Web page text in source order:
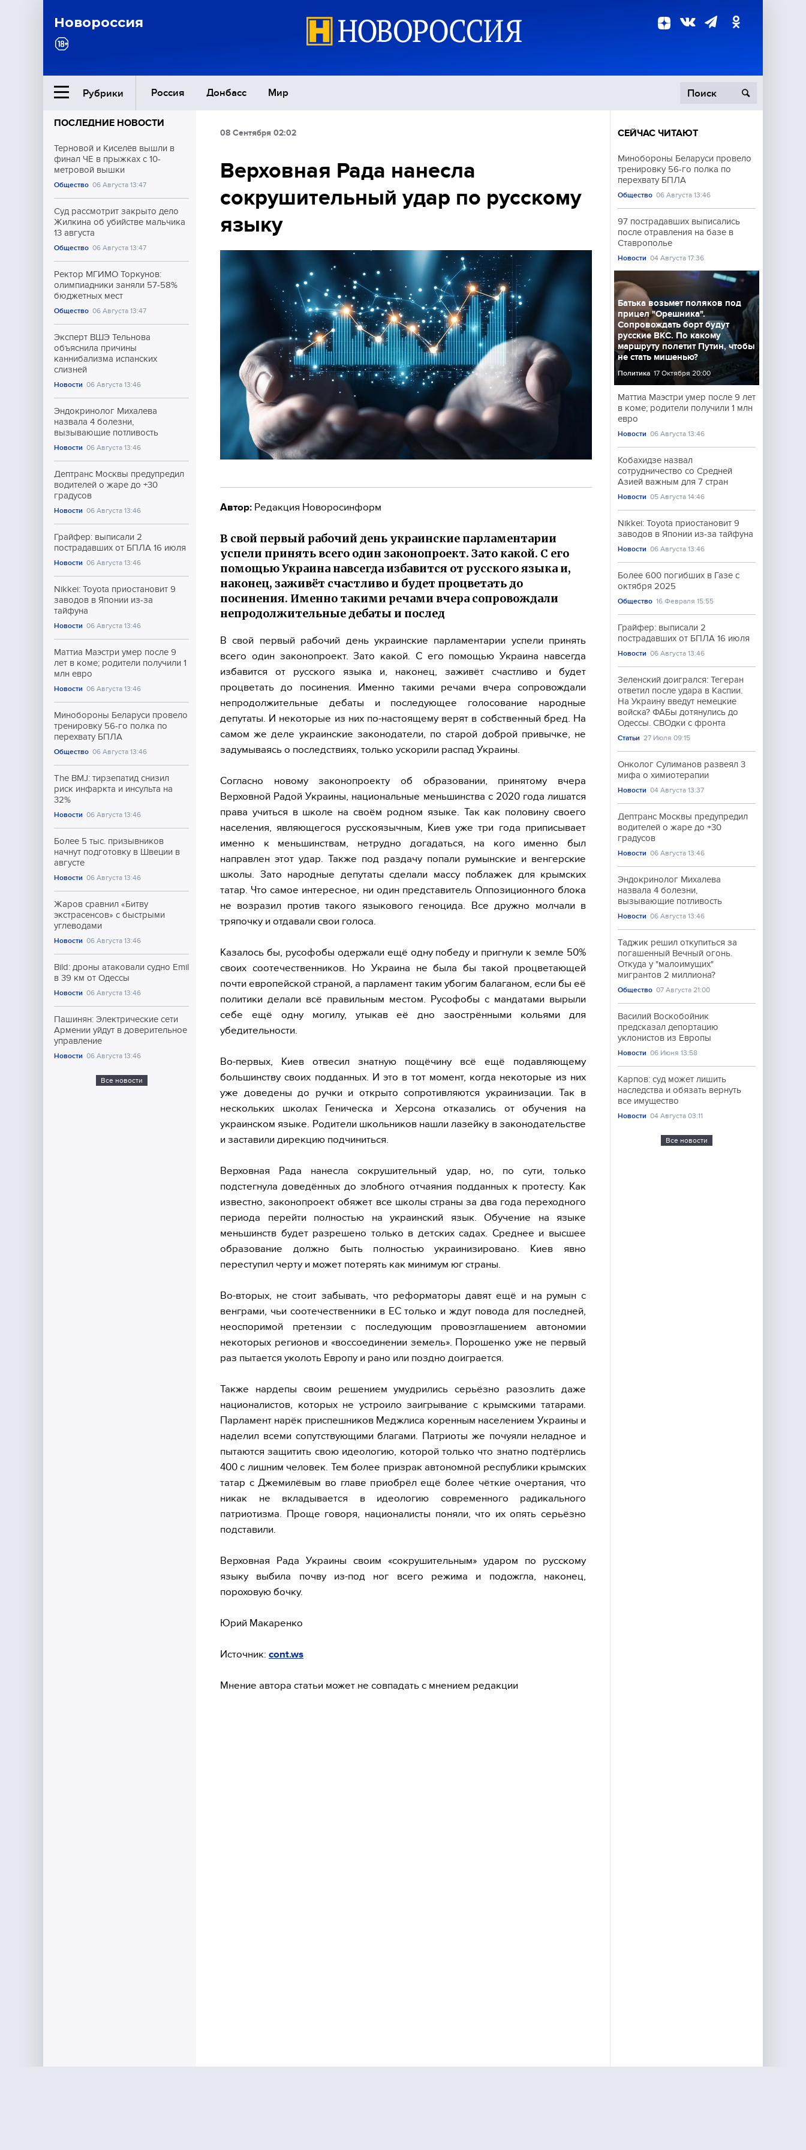
Новороссия
Рубрики Россия Донбасс Мир
Ближний Восток
Общество
Экономика
Происшествия
Культура
ПОСЛЕДНИЕ НОВОСТИ
Терновой и Киселёв вышли в
финал ЧЕ в прыжках с 10-
метровой вышки
Общество 06 Августа 13:47
Суд рассмотрит закрыто дело
Жилкина об убийстве мальчика
13 августа
Общество 06 Августа 13:47
Ректор МГИМО Торкунов:
олимпиадники заняли 57-58%
бюджетных мест
Общество 06 Августа 13:47
Эксперт ВШЭ Тельнова
объяснила причины
каннибализма испанских
слизней
Новости 06 Августа 13:46
Эндокринолог Михалева
назвала 4 болезни,
вызывающие потливость
Новости 06 Августа 13:46
Дептранс Москвы предупредил
водителей о жаре до +30
градусов
Новости 06 Августа 13:46
Грайфер: выписали 2
пострадавших от БПЛА 16 июля
Новости 06 Августа 13:46
Nikkei: Toyota приостановит 9
заводов в Японии из-за
тайфуна
Новости 06 Августа 13:46
Маттиа Маэстри умер после 9
лет в коме; родители получили 1
млн евро
Новости 06 Августа 13:46
Минобороны Беларуси провело
тренировку 56-го полка по
перехвату БПЛА
Общество 06 Августа 13:46
The BMJ: тирзепатид снизил
риск инфаркта и инсульта на
32%
Новости 06 Августа 13:46
Более 5 тыс. призывников
начнут подготовку в Швеции в
августе
Новости 06 Августа 13:46
Жаров сравнил «Битву
экстрасенсов» с быстрыми
углеводами
Новости 06 Августа 13:46
Bild: дроны атаковали судно Emil
в 39 км от Одессы
Новости 06 Августа 13:46
Пашинян: Электрические сети
Армении уйдут в доверительное
управление
Новости 06 Августа 13:46
Все новости
08 Сентября 02:02
Верховная Рада нанесла
сокрушительный удар по русскому
языку
Автор: Редакция Новоросинформ
В свой первый рабочий день украинские парламентарии
успели принять всего один законопроект. Зато какой. С его
помощью Украина навсегда избавится от русского языка и,
наконец, заживёт счастливо и будет процветать до
посинения. Именно такими речами вчера сопровождали
непродолжительные дебаты и послед
В свой первый рабочий день украинские парламентарии успели принять
всего один законопроект. Зато какой. С его помощью Украина навсегда
избавится от русского языка и, наконец, заживёт счастливо и будет
процветать до посинения. Именно такими речами вчера сопровождали
непродолжительные дебаты и последующее голосование народные
депутаты. И некоторые из них по-настоящему верят в собственный бред. На
самом же деле украинские законодатели, по старой доброй привычке, не
задумываясь о последствиях, только ускорили распад Украины.
Согласно новому законопроекту об образовании, принятому вчера
Верховной Радой Украины, национальные меньшинства с 2020 года лишатся
права учиться в школе на своём родном языке. Так как половину своего
населения, являющегося русскоязычным, Киев уже три года приписывает
именно к меньшинствам, нетрудно догадаться, на кого именно был
направлен этот удар. Также под раздачу попали румынские и венгерские
школы. Зато народные депутаты сделали массу поблажек для крымских
татар. Что самое интересное, ни один представитель Оппозиционного блока
не возразил против такого языкового геноцида. Все дружно молчали в
тряпочку и отдавали свои голоса.
Казалось бы, русофобы одержали ещё одну победу и пригнули к земле 50%
своих соотечественников. Но Украина не была бы такой процветающей
почти европейской страной, а парламент таким убогим балаганом, если бы её
политики делали всё правильным местом. Русофобы с мандатами вырыли
себе ещё одну могилу, утыкав её дно заострёнными кольями для
убедительности.
Во-первых, Киев отвесил знатную пощёчину всё ещё подавляющему
большинству своих подданных. И это в тот момент, когда некоторые из них
уже доведены до ручки и открыто сопротивляются украинизации. Так в
нескольких школах Геническа и Херсона отказались от обучения на
украинском языке. Родители школьников нашли лазейку в законодательстве
и заставили дирекцию подчиниться.
Верховная Рада нанесла сокрушительный удар, но, по сути, только
подстегнула доведённых до злобного отчаяния подданных к протесту. Как
известно, законопроект обяжет все школы страны за два года переходного
периода перейти полностью на украинский язык. Обучение на языке
меньшинств будет разрешено только в детских садах. Среднее и высшее
образование должно быть полностью украинизировано. Киев явно
переступил черту и может потерять как минимум юг страны.
Во-вторых, не стоит забывать, что реформаторы давят ещё и на румын с
венграми, чьи соотечественники в ЕС только и ждут повода для последней,
неоспоримой претензии с последующим провозглашением автономии
некоторых регионов и «воссоединении земель». Порошенко уже не первый
раз пытается уколоть Европу и рано или поздно доиграется.
Также нардепы своим решением умудрились серьёзно разозлить даже
националистов, которых не устроило заигрывание с крымскими татарами.
Парламент нарёк приспешников Меджлиса коренным населением Украины и
наделил всеми сопутствующими благами. Патриоты же почуяли неладное и
пытаются защитить свою идеологию, которой только что знатно подтёрлись
400 с лишним человек. Тем более призрак автономной республики крымских
татар с Джемилёвым во главе приобрёл ещё более чёткие очертания, что
никак не вкладывается в идеологию современного радикального
патриотизма. Проще говоря, националисты поняли, что их опять серьёзно
подставили.
Верховная Рада Украины своим «сокрушительным» ударом по русскому
языку выбила почву из-под ног всего режима и подожгла, наконец,
пороховую бочку.
Юрий Макаренко
Источник: cont.ws
Мнение автора статьи может не совпадать с мнением редакции
СЕЙЧАС ЧИТАЮТ
Минобороны Беларуси провело
тренировку 56-го полка по
перехвату БПЛА
Общество 06 Августа 13:46
97 пострадавших выписались
после отравления на базе в
Ставрополье
Новости 04 Августа 17:36
Батька возьмет поляков под
прицел "Орешника".
Сопровождать борт будут
русские ВКС. По какому
маршруту полетит Путин, чтобы
не стать мишенью?
Политика 17 Октября 20:00
Маттиа Маэстри умер после 9 лет
в коме; родители получили 1 млн
евро
Новости 06 Августа 13:46
Кобахидзе назвал
сотрудничество со Средней
Азией важным для 7 стран
Новости 05 Августа 14:46
Nikkei: Toyota приостановит 9
заводов в Японии из-за тайфуна
Новости 06 Августа 13:46
Более 600 погибших в Газе с
октября 2025
Общество 16 Февраля 15:55
Грайфер: выписали 2
пострадавших от БПЛА 16 июля
Новости 06 Августа 13:46
Зеленский доигрался: Тегеран
ответил после удара в Каспии.
На Украину введут немецкие
войска? ФАБы дотянулись до
Одессы. СВОдки с фронта
Статьи 27 Июля 09:15
Онколог Сулиманов развеял 3
мифа о химиотерапии
Новости 04 Августа 13:37
Дептранс Москвы предупредил
водителей о жаре до +30
градусов
Новости 06 Августа 13:46
Эндокринолог Михалева
назвала 4 болезни,
вызывающие потливость
Новости 06 Августа 13:46
Таджик решил откупиться за
погашенный Вечный огонь.
Откуда у "малоимущих"
мигрантов 2 миллиона?
Общество 07 Августа 21:00
Василий Воскобойник
предсказал депортацию
уклонистов из Европы
Новости 06 Июня 13:58
Карпов: суд может лишить
наследства и обязать вернуть
все имущество
Новости 04 Августа 03:11
Все новости